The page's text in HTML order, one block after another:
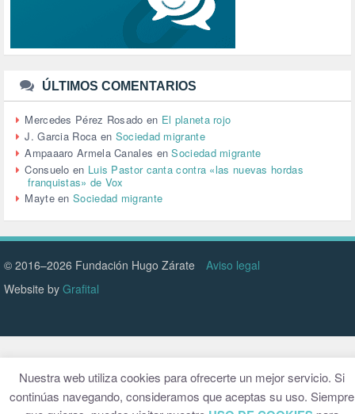
TTIP (6)
URBANISMO (1)
URBANIZACIÓN (1)
VEJEZ (1)
VENEZUELA (3)
VENEZULA (1)
VIAJES (1)
VIOLENCIA (2)
VIOLENCIA DE GÉNERO (223)
VIVIENDA (9)
VOLODIMIR ZELENSKY (1)
ÚLTIMOS COMENTARIOS
Mercedes Pérez Rosado en El planeta rojo
J. Garcia Roca en Sociedad migrante
Ampaaaro Armela Canales enSociedad migrante
Consuelo en Luis Pastor canta contra «las nuevas hordas
franquistas» de Vox
MayteenSociedad migrante
© 2016–2026 Fundación Hugo Zárate
Aviso legal
Website by Grafital
Nuestra web utiliza cookies para ofrecerte un mejor servicio. Si
continúas navegando, consideramos que aceptas su uso. Siempre